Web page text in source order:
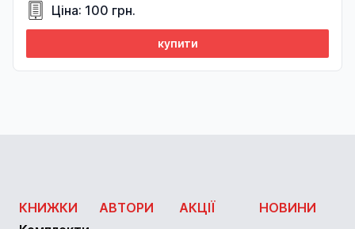
Ціна: 100 грн.
купити
КНИЖКИ
АВТОРИ АКЦІЇ НОВИНИ